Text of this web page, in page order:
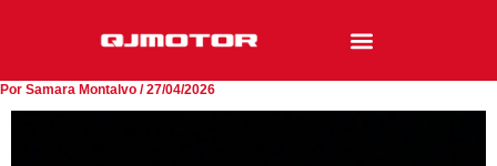
Por Samara Montalvo /27/04/2026